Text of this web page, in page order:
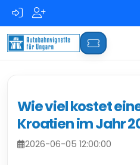
Wie viel kostet
Kroatien im Jahr
2026-06-05 12:00:00